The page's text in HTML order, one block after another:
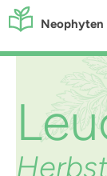
Neophyten